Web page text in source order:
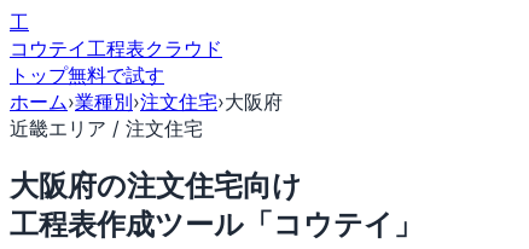
工
コウテイ工程表クラウド
トップ無料で試す
ホーム›業種別›注文住宅›大阪府
近畿エリア / 注文住宅
大阪府の注文住宅向け
工程表作成ツール「コウテイ」